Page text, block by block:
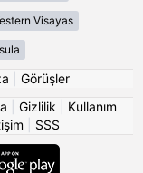
Visayas
Görüşler
Gizlilik
Kullanım
SSS